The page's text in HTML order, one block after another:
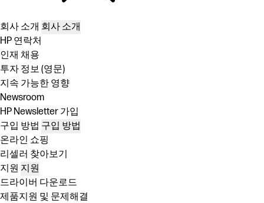
회사 소개 회사 소개
HP 연락처
인재 채용
투자 정보 (영문)
지속 가능한 영향
Newsroom
HP Newsletter 가입
구입 방법 구입 방법
온라인 쇼핑
리셀러 찾아보기
지원 지원
드라이버 다운로드
제품지원 및 문제해결